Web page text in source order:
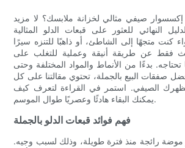
صيفي مثالي لخزانة ملابسك؟ لا مزيد
النهائي للعثور على قبعات الدلو المثالية
كنت متجهًا إلى الشاطئ، أو ذاهبًا للتنزه سيرًا
فقط عن طريقة أنيقة وعملية للتغلب على
تحتاجه. بدءًا من الأنماط والمواد المختلفة وحتى
صفقات البيع بالجملة، تحتوي مقالتنا على كل
بمظهرك الصيفي. استمر في القراءة لتعرف كيف
يمكنك البقاء هادئًا وعصريًا طوال الموسم.
فهم فوائد قبعات الدلو بالجملة
موضة رائجة منذ فترة طويلة، وذلك لسبب وجيه.